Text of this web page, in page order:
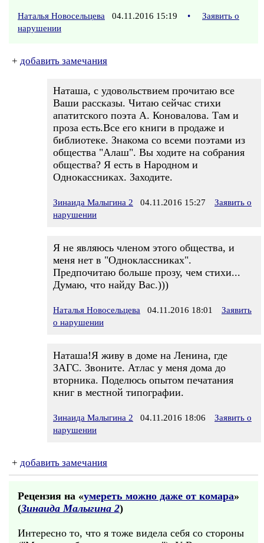
Наталья Новосельцева 04.11.2016 15:19 •
Заявить о
нарушении
+ добавить замечания
Наташа, с удовольствием прочитаю все
Ваши рассказы. Читаю сейчас стихи
апатитского поэта А. Коновалова. Там и
проза есть.Все его книги в продаже и
библиотеке. Знакома со всеми поэтами из
общества "Алаш". Вы ходите на собрания
общества? Я есть в Народном и
Однокассниках. Заходите.
Зинаида Малыгина 2 04.11.2016 15:27
Заявить о
нарушении
Я не являюсь членом этого общества, и
меня нет в "Одноклассниках".
Предпочитаю больше прозу, чем стихи...
Думаю, что найду Вас.)))
Наталья Новосельцева 04.11.2016 18:01
Заявить
о нарушении
Наташа!Я живу в доме на Ленина, где
ЗАГС. Звоните. Атлас у меня дома до
вторника. Поделюсь опытом печатания
книг в местной типографии.
Зинаида Малыгина 2 04.11.2016 18:06
Заявить о
нарушении
+ добавить замечания
Рецензия на «умереть можно даже от комара»
(Зинаида Малыгина 2)
Интересно то, что я тоже видела себя со стороны